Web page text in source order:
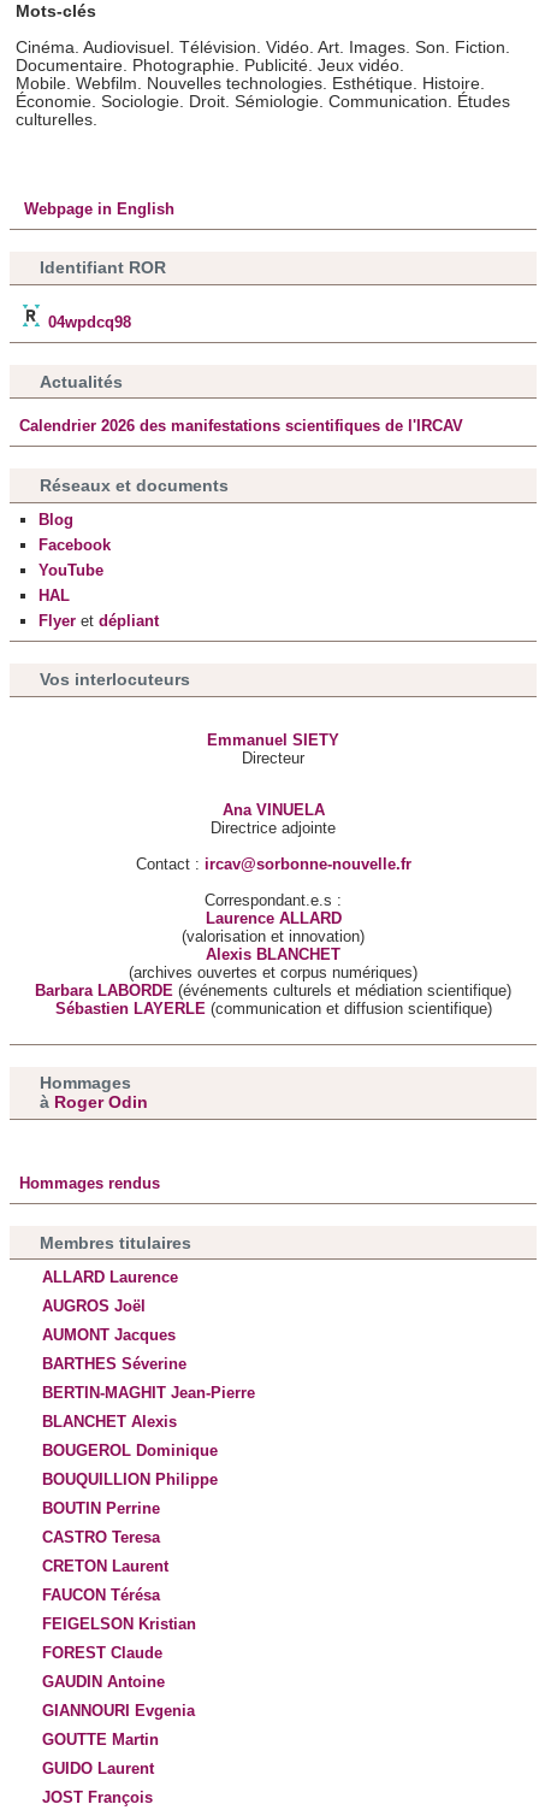
Mots-clés
Cinéma. Audiovisuel. Télévision. Vidéo. Art. Images. Son. Fiction.
Documentaire. Photographie. Publicité. Jeux vidéo.
Mobile. Webfilm. Nouvelles technologies. Esthétique. Histoire.
Économie. Sociologie. Droit. Sémiologie. Communication. Études
culturelles.
Webpage in English
Identifiant ROR
04wpdcq98
Actualités
Calendrier 2026 des manifestations scientifiques de l'IRCAV
Réseaux et documents
Blog
Facebook
YouTube
HAL
Flyer et dépliant
Vos interlocuteurs
Emmanuel SIETY
Directeur
Ana VINUELA
Directrice adjointe
Contact : ircav@sorbonne-nouvelle.fr
Correspondant.e.s :
Laurence ALLARD
(valorisation et innovation)
Alexis BLANCHET
(archives ouvertes et corpus numériques)
Barbara LABORDE (événements culturels et médiation scientifique)
Sébastien LAYERLE (communication et diffusion scientifique)
Hommages
à Roger Odin
Hommages rendus
Membres titulaires
ALLARD Laurence
AUGROS Joël
AUMONT Jacques
BARTHES Séverine
BERTIN-MAGHIT Jean-Pierre
BLANCHET Alexis
BOUGEROL Dominique
BOUQUILLION Philippe
BOUTIN Perrine
CASTRO Teresa
CRETON Laurent
FAUCON Térésa
FEIGELSON Kristian
FOREST Claude
GAUDIN Antoine
GIANNOURI Evgenia
GOUTTE Martin
GUIDO Laurent
JOST François